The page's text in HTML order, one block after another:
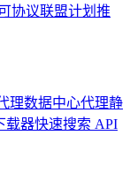
协议联盟计划 推
理数据中心代理静
载器快速搜索 API